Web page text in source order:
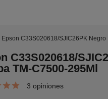
Epson C33S020618/SJIC26PK
C33S020618/
TM-C7500-295Ml
3 opiniones